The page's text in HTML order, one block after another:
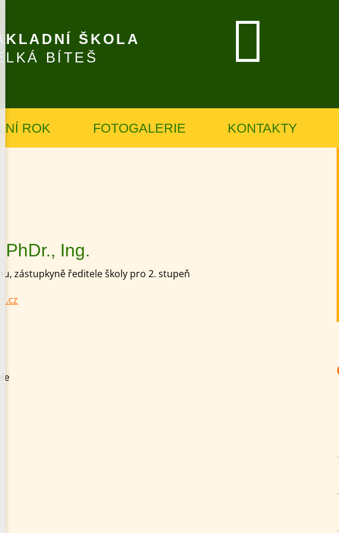
ŠKOLA
BÍTEŠ
ROK FOTOGALERIE KONTAKTY
Ing.
zástupkyně ředitele školy pro 2. stupeň